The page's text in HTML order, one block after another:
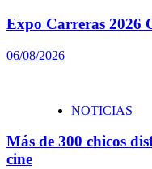
Expo Carreras 2026
06/08/2026
NOTICIAS
Más de 300 chicos
cine